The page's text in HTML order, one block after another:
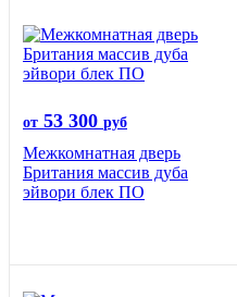
от 53 300 руб
Межкомнатная дверь
Британия массив дуба
эйвори блек ПО